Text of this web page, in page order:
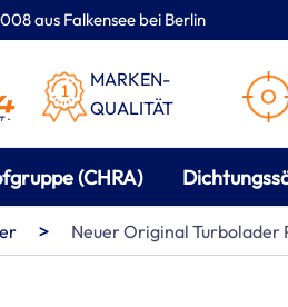
aus Falkensee bei Berlin
MARKEN-
QUALITÄT
(CHRA)
> Neuer Original Turbolader